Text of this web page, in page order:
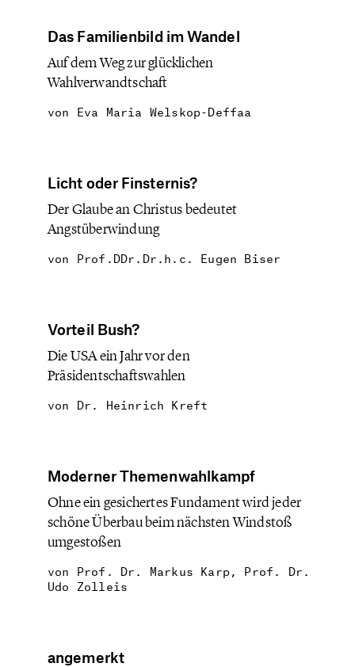
Das Familienbild im Wandel
Auf dem Weg zur glücklichen
Wahlverwandtschaft
von Eva Maria Welskop-Deffaa
Licht oder Finsternis?
Der Glaube an Christus bedeutet
Angstüberwindung
von Prof.DDr.Dr.h.c. Eugen Biser
Vorteil Bush?
Die USA ein Jahr vor den
Präsidentschaftswahlen
von Dr. Heinrich Kreft
Moderner Themenwahlkampf
Ohne ein gesichertes Fundament wird jeder
schöne Überbau beim nächsten Windstoß
umgestoßen
von Prof. Dr. Markus Karp, Prof. Dr.
Udo Zolleis
angemerkt